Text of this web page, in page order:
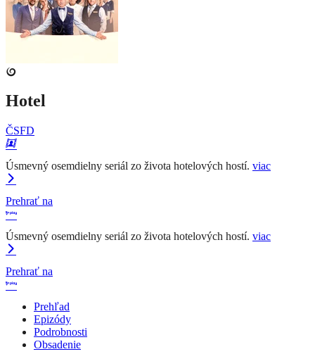
Hotel
ČSFD
Úsmevný osemdielny seriál zo života hotelových hostí. viac
Prehrať na
Úsmevný osemdielny seriál zo života hotelových hostí. viac
Prehrať na
Prehľad
Epizódy
Podrobnosti
Obsadenie